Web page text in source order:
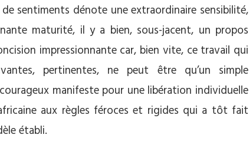
sentiments dénote une extraordinaire sensibilité,
maturité, il y a bien, sous-jacent, un propos
impressionnante car, bien vite, ce travail qui
pertinentes, ne peut être qu’un simple
manifeste pour une libération individuelle
aux règles féroces et rigides qui a tôt fait
établi.